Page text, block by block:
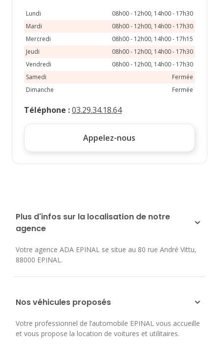
21 23 24 25
28 30
Lundi
08h00 - 12h00, 14h00 - 17h30
Mardi
08h00 - 12h00, 14h00 - 17h30
Mercredi
08h00 - 12h00, 14h00 - 17h15
Jeudi
08h00 - 12h00, 14h00 - 17h30
Vendredi
08h00 - 12h00, 14h00 - 17h30
Samedi
Fermée
Dimanche
Fermée
Téléphone :03.29.34.18.64
Appelez-nous
Plus d'infos sur la localisation de notre
agence
Votre agence ADA EPINAL se situe au 80 rue André Vittu,
88000 EPINAL.
Nos véhicules proposés
Votre professionnel de l’automobile EPINAL vous accueille
et vous propose la location de voitures et utilitaires.